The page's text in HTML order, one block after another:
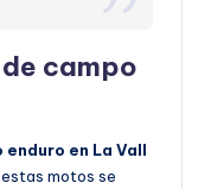
campo
en La Vall
motos se